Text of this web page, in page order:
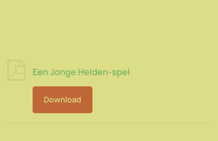
Een Jonge Helden-spel
Download